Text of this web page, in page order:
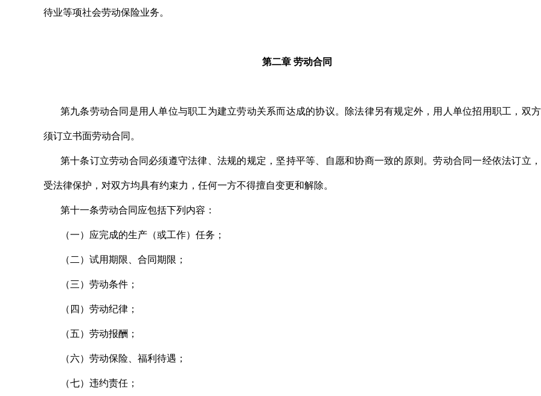
待业等项社会劳动保险业务。
第二章 劳动合同
第九条劳动合同是用人单位与职工为建立劳动关系而达成的协议。除法律另有规定外，用人单位招用职工，双
须订立书面劳动合同。
第十条订立劳动合同必须遵守法律、法规的规定，坚持平等、自愿和协商一致的原则。劳动合同一经依法订立
受法律保护，对双方均具有约束力，任何一方不得擅自变更和解除。
第十一条劳动合同应包括下列内容：
（一）应完成的生产（或工作）任务；
（二）试用期限、合同期限；
（三）劳动条件；
（四）劳动纪律；
（五）劳动报酬；
（六）劳动保险、福利待遇；
（七）违约责任；